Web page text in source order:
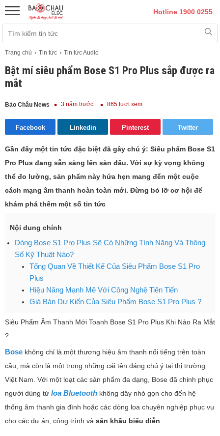
Hotline 1900 0255
Trang chủ Tin tức Tin tức Audio
Bật mí siêu phẩm Bose S1 Pro Plus sắp được ra
mắt
Bảo Châu News 3 năm trước 865 lượt xem
Facebook Linkedin Pinterest Twitter
Gần đây một tin tức đặc biệt đã gây chú ý: Siêu phẩm Bose S1
Pro Plus đang sẵn sàng lên sàn đấu. Với sự kỳ vọng không
thể đo lường, sản phẩm này hứa hẹn mang đến một cuộc
cách mạng âm thanh hoàn toàn mới. Đừng bỏ lỡ cơ hội để
khám phá thêm một số tin tức
Nội dung chính
Dòng Bose S1 Pro Plus Sẽ Có Những Tính Năng Và Thông
Số Kỹ Thuật Nào?
Tổng Quan Về Thiết Kế Của Siêu Phẩm Bose S1 Pro
Plus
Hiệu Năng Mạnh Mẽ Với Công Nghệ Tiên Tiến
Giá Bán Dự Kiến Của Siêu Phẩm Bose S1 Pro Plus ?
Siêu Phẩm Âm Thanh Mới Toanh Bose S1 Pro Plus Khi Nào Ra Mắt
?
Bose không chỉ là một thương hiệu âm thanh nổi tiếng trên toàn
cầu, mà còn là một trong những cái tên đáng chú ý tại thị trường
Việt Nam. Với một loạt các sản phẩm đa dạng, Bose đã chinh phục
người dùng từ loa Bluetooth không dây nhỏ gọn cho đến hệ
thống âm thanh gia đình hoặc các dòng loa chuyên nghiệp phục vụ
cho các dự án, công trình và sân khấu biểu diễn.